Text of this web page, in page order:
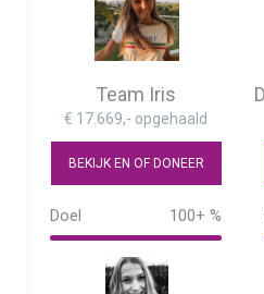
Team Iris
€ 17.669,- opgehaald
BEKIJK EN OF DONEER
Doel 100+ %
177%